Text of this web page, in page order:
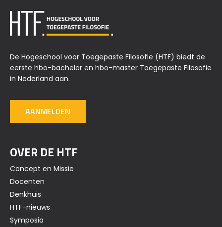
De Hogeschool voor Toegepaste Filosofie (HTF) biedt de
eerste hbo-bachelor en hbo-master Toegepaste Filosofie
in Nederland aan.
AANMELDEN
OVER DE HTF
Concept en Missie
Docenten
Denkhuis
HTF-nieuws
Symposia